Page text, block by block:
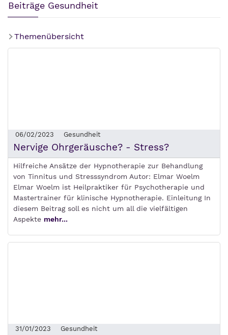
Beiträge Gesundheit
Themenübersicht
06/02/2023 Gesundheit
Nervige Ohrgeräusche? - Stress?
Hilfreiche Ansätze der Hypnotherapie zur Behandlung
von Tinnitus und Stresssyndrom Autor: Elmar Woelm
Elmar Woelm ist Heilpraktiker für Psychotherapie und
Mastertrainer für klinische Hypnotherapie. Einleitung In
diesem Beitrag soll es nicht um all die vielfältigen
Aspekte mehr...
31/01/2023 Gesundheit